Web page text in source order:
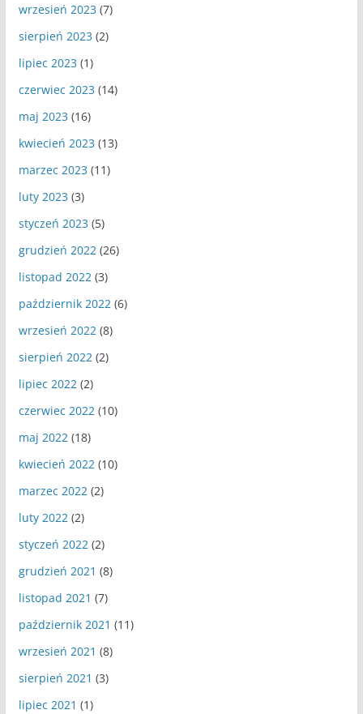
wrzesień 2023 (7)
sierpień 2023 (2)
lipiec 2023 (1)
czerwiec 2023 (14)
maj 2023 (16)
kwiecień 2023 (13)
marzec 2023 (11)
luty 2023 (3)
styczeń 2023 (5)
grudzień 2022 (26)
listopad 2022 (3)
październik 2022 (6)
wrzesień 2022 (8)
sierpień 2022 (2)
lipiec 2022 (2)
czerwiec 2022 (10)
maj 2022 (18)
kwiecień 2022 (10)
marzec 2022 (2)
luty 2022 (2)
styczeń 2022 (2)
grudzień 2021 (8)
listopad 2021 (7)
październik 2021 (11)
wrzesień 2021 (8)
sierpień 2021 (3)
lipiec 2021 (1)